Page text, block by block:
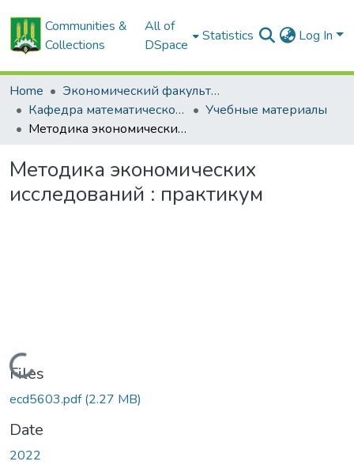
Communities &
Collections
All of
DSpace
Statistics Log In
Home
Экономический факультет
Кафедра математического моделирования экономических систем АПК
Учебные материалы
Методика экономических исследований : практикум
Методика экономических
исследований : практикум
Loading...
Files
ecd5603.pdf(2.27 MB)
Date
2022